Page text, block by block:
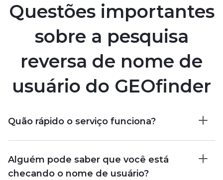
Questões importantes
sobre a pesquisa
reversa de nome de
usuário do GEOfinder
Quão rápido o serviço funciona?
Alguém pode saber que você está
checando o nome de usuário?